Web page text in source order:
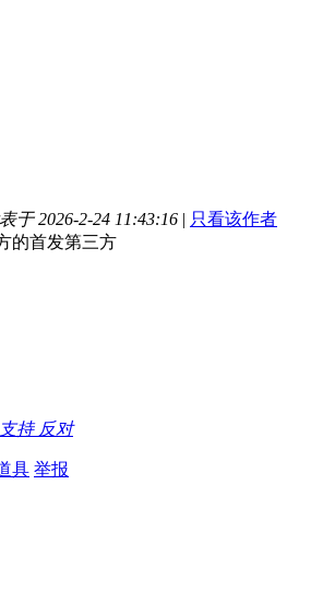
于 2026-2-24 11:43:16 | 只看该作者
的首发第三方
支持 反对
具 举报